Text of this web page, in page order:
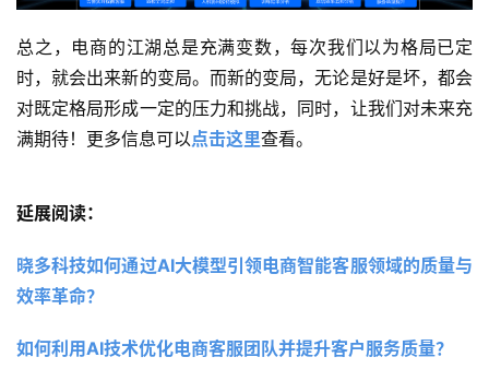
总之，电商的江湖总是充满变数，每次我们以为格局已定
时，就会出来新的变局。而新的变局，无论是好是坏，都会
对既定格局形成一定的压力和挑战，同时，让我们对未来充
满期待！更多信息可以点击这里查看。
延展阅读：
晓多科技如何通过AI大模型引领电商智能客服领域的质量与
效率革命？
如何利用AI技术优化电商客服团队并提升客户服务质量？